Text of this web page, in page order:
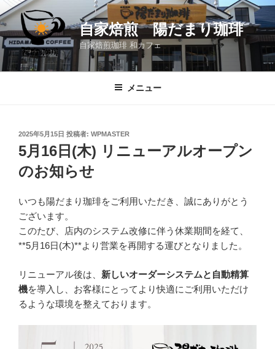
ン
テ
ン
ツ
自家焙煎 陽だまり珈琲
自家焙煎珈琲 和カフェ
メニュー
投
稿
日:
2025年5月15日 投稿者: WPMASTER
5月16日(木) リニューアルオープン
のお知らせ
いつも陽だまり珈琲をご利用いただき、誠にありがとう
ございます。
このたび、店内のシステム改修に伴う休業期間を経て、
**5月16日(木)**より営業を再開する運びとなりました。
リニューアル後は、 新しいオーダーシステムと自動精算
機を導入し、お客様にとってより快適にご利用いただけ
るような環境を整えております。